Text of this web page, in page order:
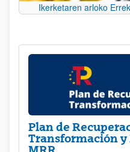
Ikerketaren arloko
Plan de
Transformación y